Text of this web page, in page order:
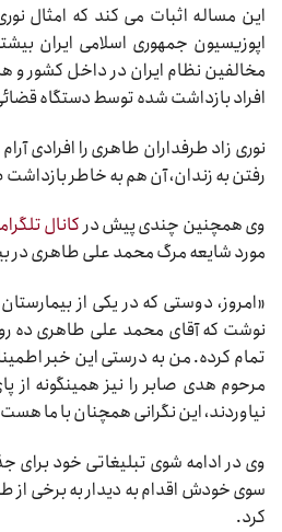
این مساله اثبات می کند که امثال
اپوزیسیون جمهوری اسلامی ایران
مخالفین نظام ایران در داخل کشور
افراد بازداشت شده توسط دستگاه
نوری زاد طرفداران طاهری را افرادی
رفتن به زندان، آن هم به خاطر
وی همچنین چندی پیش درکانال
مورد شایعه مرگ محمد علی طاهری در
«امروز، دوستی که در یکی از
نوشت که آقای محمد علی طاهری ده
تمام کرده. من به درستی این خبر
مرحوم هدی صابر را نیز همینگونه از
نیاوردند، این نگرانی همچنان با ما
وی در ادامه شوی تبلیغاتی خود برای
سوی خودش اقدام به دیدار به برخی از
کرد.